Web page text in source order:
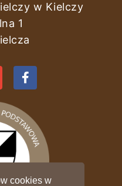
w Kielczy
1
cookies w